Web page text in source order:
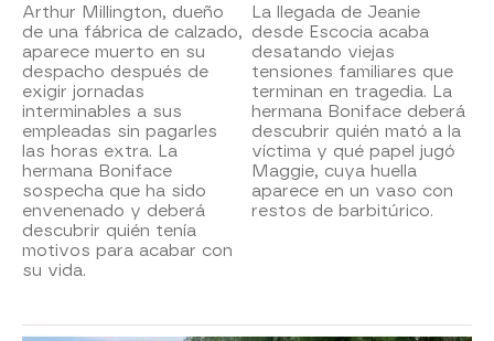
Arthur Millington, dueño
de una fábrica de calzado,
aparece muerto en su
despacho después de
exigir jornadas
interminables a sus
empleadas sin pagarles
las horas extra. La
hermana Boniface
sospecha que ha sido
envenenado y deberá
descubrir quién tenía
motivos para acabar con
su vida.
La llegada de Jeanie
desde Escocia acaba
desatando viejas
tensiones familiares que
terminan en tragedia. La
hermana Boniface deberá
descubrir quién mató a la
víctima y qué papel jugó
Maggie, cuya huella
aparece en un vaso con
restos de barbitúrico.